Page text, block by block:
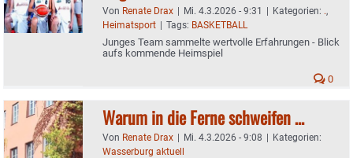
Von Renate Drax | Mi. 4.3.2026 - 9:31 | Kategorien: .,
Heimatsport | Tags: BASKETBALL
Junges Team sammelte wertvolle Erfahrungen - Blick
aufs kommende Heimspiel
0
Warum in die Ferne schweifen …
Von Renate Drax | Mi. 4.3.2026 - 9:08 | Kategorien:
Wasserburg aktuell